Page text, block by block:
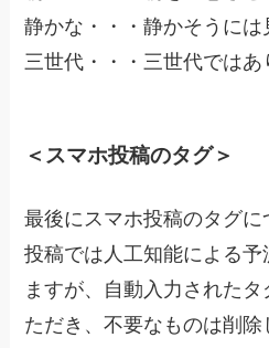
静かな・・・静かそうには
三世代・・・三世代ではあ
＜スマホ投稿のタグ＞
最後にスマホ投稿のタグ
投稿では人工知能による
ますが、自動入力された
ただき、不要なものは削